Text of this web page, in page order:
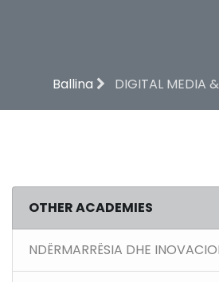
Ballina DIGITAL MEDIA
OTHER ACADEMIES
NDËRMARRËSIA DHE